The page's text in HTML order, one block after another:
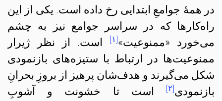
در همهٔ جوامعِ ابتدایی رخ داده است. یکی از این
راه‌کارها که در سراسر جوامع نیز به چشم
می‌خورد «ممنوعیت»[۱]
است. از نظر ژیرار
ممنوعیت‌ها در ارتباط با ستیزه‌های بازنمودی
شکل می‌گیرند و هدف‌شان پرهیز از بروزِ بحرانِ
بازنمودی[۲]
است تا خشونت و آشوبِ